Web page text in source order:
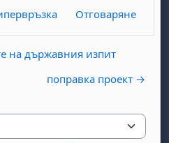
Отговаряне
на държавния изпит
поправка проект →